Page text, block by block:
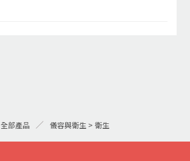
全部產品 儀容與衛生 > 衛生